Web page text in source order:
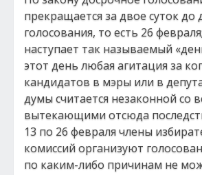
прекращается за двое суток до
голосования, то есть 26
наступает так называемый
этот день любая агитация за
кандидатов в мэры или в
думы считается незаконной со
вытекающими отсюда
13 по 26 февраля члены
комиссий организуют
по каким-либо причинам не